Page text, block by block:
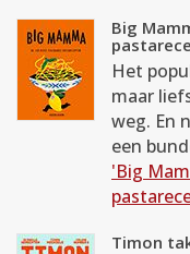
Big
Het
maar
weg. En
een
'Big
Timon